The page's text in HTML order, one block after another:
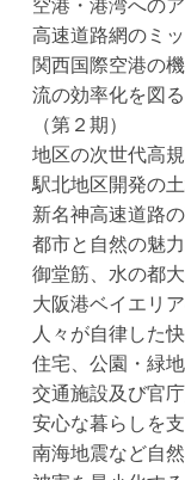
空港・港湾への
高速道路網のミ
関西国際空港の
流の効率化を図
（第２期）
地区の次世代高
駅北地区開発の
新名神高速道路
都市と自然の魅
御堂筋、水の都大
大阪港ベイエリ
人々が自律した
住宅、公園・緑地
交通施設及び官
安心な暮らしを
南海地震など自